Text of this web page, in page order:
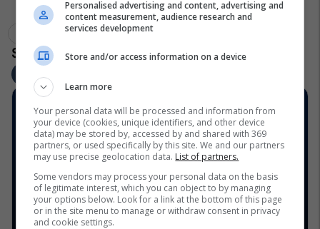
Top Shop Kosova
Personalised advertising and content, advertising and
content measurement, audience research and
services development
Store and/or access information on a device
Learn more
Your personal data will be processed and information from
your device (cookies, unique identifiers, and other device
data) may be stored by, accessed by and shared with 369
partners, or used specifically by this site. We and our partners
may use precise geolocation data. List of partners.
Some vendors may process your personal data on the basis
of legitimate interest, which you can object to by managing
your options below. Look for a link at the bottom of this page
or in the site menu to manage or withdraw consent in privacy
and cookie settings.